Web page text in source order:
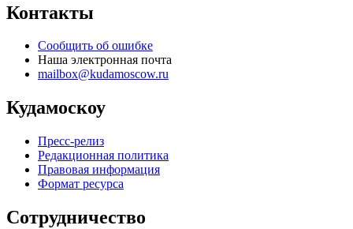
Контакты
Сообщить об ошибке
Наша электронная почта
mailbox@kudamoscow.ru
Кудамоскоу
Пресс-релиз
Редакционная политика
Правовая информация
Формат ресурса
Сотрудничество